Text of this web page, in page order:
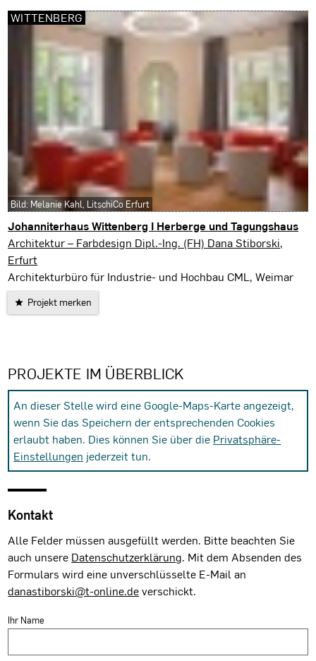
Johanniterhaus Wittenberg I Herberge und Tagungshaus
Wittenberg
Architektur – Farbdesign Dipl.-Ing. (FH) Dana Stiborski,
Erfurt
Architekturbüro für Industrie- und Hochbau CML, Weimar
Projekt merken
WITTENBERG
Bild: Melanie Kahl, LitschiCo Erfurt
PROJEKTE IM ÜBERBLICK
An dieser Stelle wird eine Google-Maps-Karte angezeigt,
wenn Sie das Speichern der entsprechenden Cookies
erlaubt haben. Dies können Sie über die Privatsphäre-
Einstellungen jederzeit tun.
Kontakt
Alle Felder müssen ausgefüllt werden. Bitte beachten Sie
auch unsere Datenschutzerklärung. Mit dem Absenden des
Formulars wird eine unverschlüsselte E-Mail an
danastiborski@t-online.deverschickt.
Ihr Name